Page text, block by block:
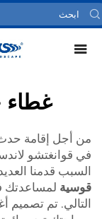
غطاء
من أجل إقامة حدث
في قوانغتشو
السبب قدمنا
قوسيةلمساعدتك
التالي. تم تصميم